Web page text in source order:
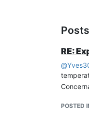
Posts
RE:
@
POSTED